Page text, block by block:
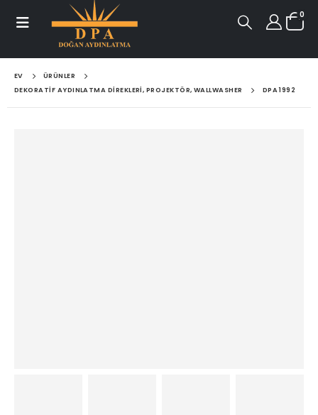
0
EV
ÜRÜNLER
DEKORATIF AYDINLATMA DIREKLERI, PROJEKTÖR, WALLWASHER
DPA 1992